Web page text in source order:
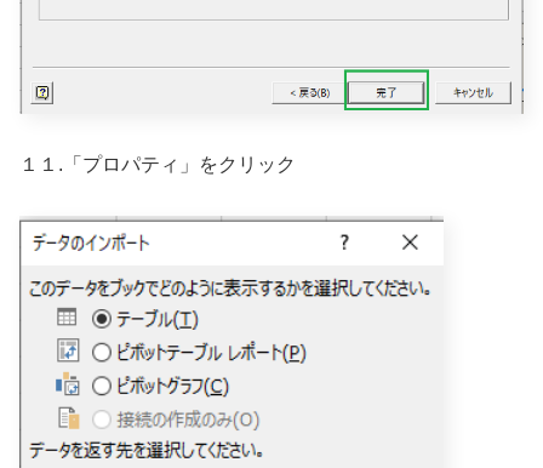
１１.「プロパティ」をクリック